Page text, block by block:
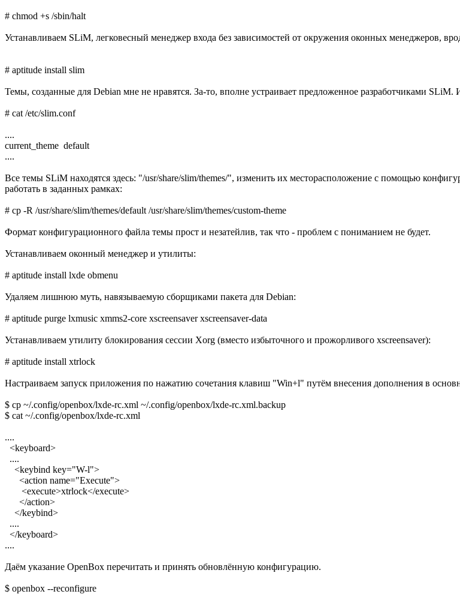
# chmod +s /sbin/halt
Устанавливаем SLiM, легковесный менеджер входа без зависимостей от окружения оконных менеджеров,
# aptitude install slim
Темы, созданные для Debian мне не нравятся. За-то, вполне устраивает предложенное разработчиками
# cat /etc/slim.conf
....
current_theme default
....
Все темы SLiM находятся здесь: "/usr/share/slim/themes/", изменить их месторасположение с помощью
работать в заданных рамках:
# cp -R /usr/share/slim/themes/default /usr/share/slim/themes/custom-theme
Формат конфигурационного файла темы прост и незатейлив, так что - проблем с пониманием не будет.
Устанавливаем оконный менеджер и утилиты:
# aptitude install lxde obmenu
Удаляем лишнюю муть, навязываемую сборщиками пакета для Debian:
# aptitude purge lxmusic xmms2-core xscreensaver xscreensaver-data
Устанавливаем утилиту блокирования сессии Xorg (вместо избыточного и прожорливого xscreensaver):
# aptitude install xtrlock
Настраиваем запуск приложения по нажатию сочетания клавиш "Win+l" путём внесения дополнения в
$ cp ~/.config/openbox/lxde-rc.xml ~/.config/openbox/lxde-rc.xml.backup
$ cat ~/.config/openbox/lxde-rc.xml
....
<keyboard>
....
<keybind key="W-l">
<action name="Execute">
<execute>xtrlock</execute>
</action>
</keybind>
....
</keyboard>
....
Даём указание OpenBox перечитать и принять обновлённую конфигурацию.
$ openbox --reconfigure